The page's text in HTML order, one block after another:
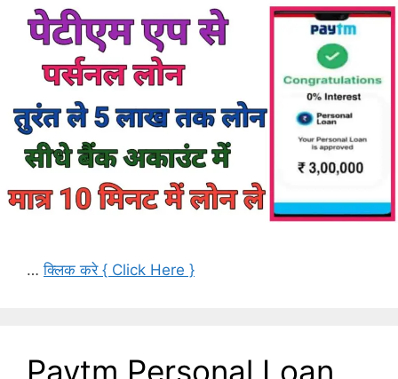
…क्लिक करे { Click Here }
Paytm Personal Loan